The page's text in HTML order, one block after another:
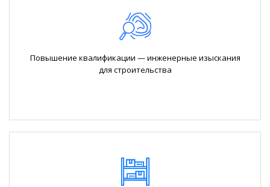
Повышение квалификации — инженерные изыскания
для строительства